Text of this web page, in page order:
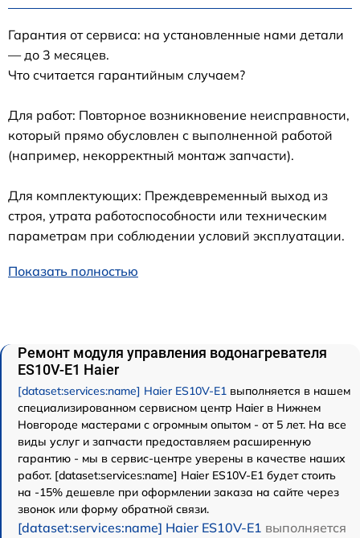
Гарантия от сервиса: на установленные нами детали
— до 3 месяцев.
Что считается гарантийным случаем?
Для работ: Повторное возникновение неисправности,
который прямо обусловлен с выполненной работой
(например, некорректный монтаж запчасти).
Для комплектующих: Преждевременный выход из
строя, утрата работоспособности или техническим
параметрам при соблюдении условий эксплуатации.
Показать полностью
Ремонт модуля управления водонагревателя
ES10V-E1 Haier
[dataset:services:name] Haier ES10V-E1 выполняется в нашем
специализированном сервисном центр Haier в Нижнем
Новгороде мастерами с огромным опытом - от 5 лет. На все
виды услуг и запчасти предоставляем расширенную
гарантию - мы в сервис-центре уверены в качестве наших
работ. [dataset:services:name] Haier ES10V-E1 будет стоить
на -15% дешевле при оформлении заказа на сайте через
звонок или форму обратной связи.
[dataset:services:name] Haier ES10V-E1 выполняется